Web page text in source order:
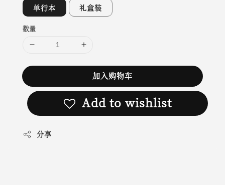
单行本 礼盒装
数量
加入购物车
Add to wishlist
分享